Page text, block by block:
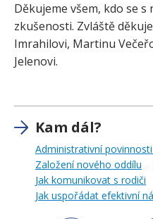
Děkujeme všem, kdo se s
zkušenosti. Zvláště
Imrahilovi, Martinu
Jelenovi.
Kam dál?
Administrativní
Založení nového oddílu
Jak komunikovat s rodiči
Jak uspořádat efektivní